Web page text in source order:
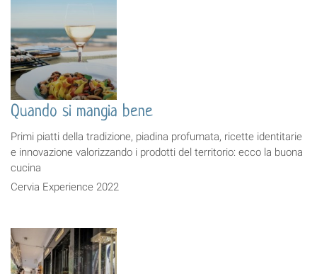
Quando si mangia bene
Primi piatti della tradizione, piadina profumata, ricette identitarie
e innovazione valorizzando i prodotti del territorio: ecco la buona
cucina
Cervia Experience 2022